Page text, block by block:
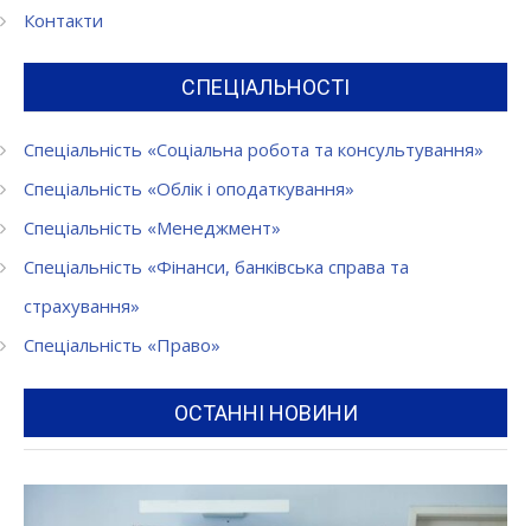
Контакти
СПЕЦІАЛЬНОСТІ
Спеціальність «Соціальна робота та консультування»
Спеціальність «Облік і оподаткування»
Спеціальність «Менеджмент»
Спеціальність «Фінанси, банківська справа та
страхування»
Спеціальність «Право»
ОСТАННІ НОВИНИ